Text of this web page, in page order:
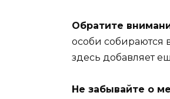
Обратите
особи собираются
здесь добавляет
Не забывайте о